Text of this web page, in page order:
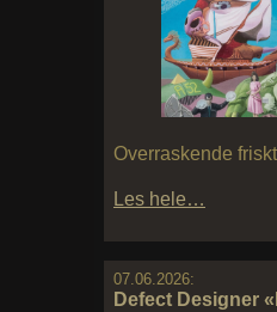
Overraskende
Les hele…
07.06.2026:
Defect Designer